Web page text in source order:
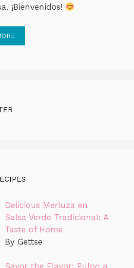
¡Bienvenidos!
Delicious Merluza en
Salsa Verde Tradicional: A
Taste of Home
By Gettse
Savor the Flavor: Pulpo a